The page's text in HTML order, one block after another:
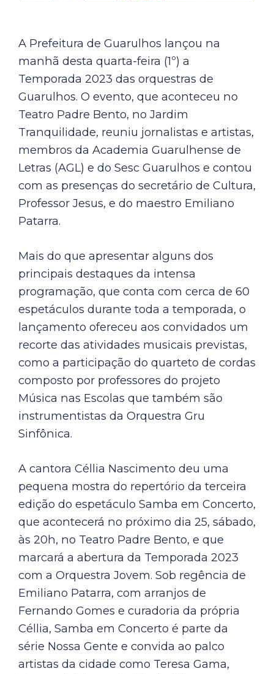
A Prefeitura de Guarulhos lançou na
manhã desta quarta-feira (1º) a
Temporada 2023 das orquestras de
Guarulhos. O evento, que aconteceu no
Teatro Padre Bento, no Jardim
Tranquilidade, reuniu jornalistas e artistas,
membros da Academia Guarulhense de
Letras (AGL) e do Sesc Guarulhos e contou
com as presenças do secretário de Cultura,
Professor Jesus, e do maestro Emiliano
Patarra.
Mais do que apresentar alguns dos
principais destaques da intensa
programação, que conta com cerca de 60
espetáculos durante toda a temporada, o
lançamento ofereceu aos convidados um
recorte das atividades musicais previstas,
como a participação do quarteto de cordas
composto por professores do projeto
Música nas Escolas que também são
instrumentistas da Orquestra Gru
Sinfônica.
A cantora Céllia Nascimento deu uma
pequena mostra do repertório da terceira
edição do espetáculo Samba em Concerto,
que acontecerá no próximo dia 25, sábado,
às 20h, no Teatro Padre Bento, e que
marcará a abertura da Temporada 2023
com a Orquestra Jovem. Sob regência de
Emiliano Patarra, com arranjos de
Fernando Gomes e curadoria da própria
Céllia, Samba em Concerto é parte da
série Nossa Gente e convida ao palco
artistas da cidade como Teresa Gama,